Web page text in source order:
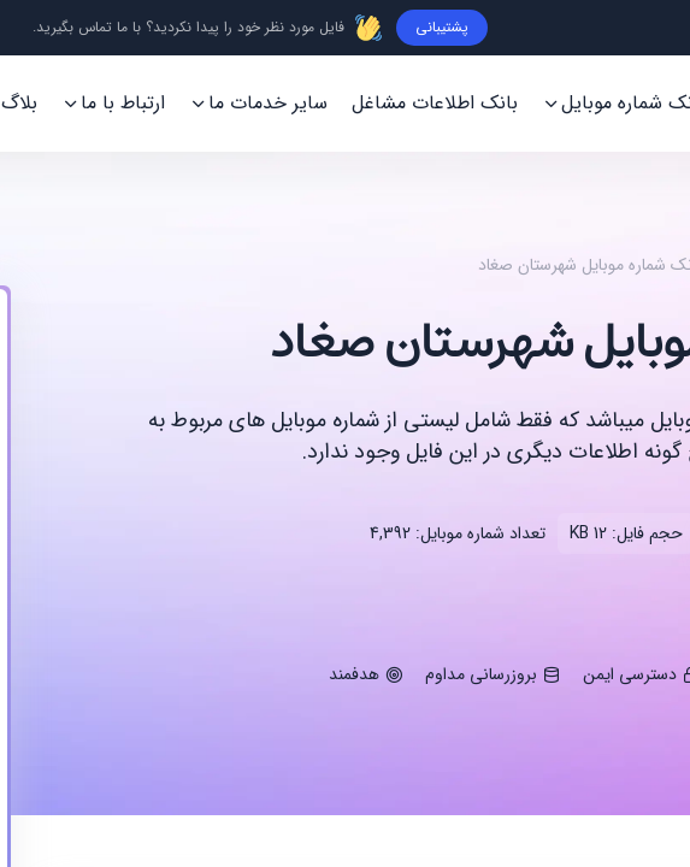
پشتیبانی فایل مورد نظر خود را پیدا نکردید؟ با ما تماس بگیرید.
شماره موبایل بانک اطلاعات مشاغل سایر خدمات ما ارتباط با ما بلاگ
شماره موبایل شهرستان صغاد
شهرستان صغاد
میباشد که فقط شامل لیستی از شماره موبایل های مربوط به
اطلاعات دیگری در این فایل وجود ندارد.
حجم فایل: 12 KB تعداد شماره موبایل: 4,392
دسترسی ایمن بروزرسانی مداوم
هدفمند